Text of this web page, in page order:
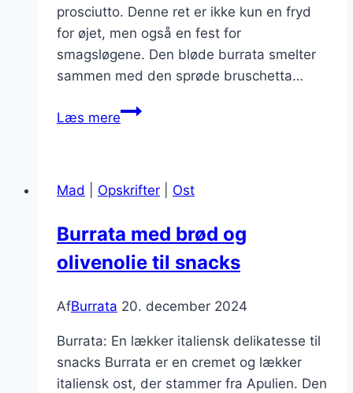
prosciutto. Denne ret er ikke kun en fryd
for øjet, men også en fest for
smagsløgene. Den bløde burrata smelter
sammen med den sprøde bruschetta…
Læs mereBurrata
bruschetta
Mad Opskrifter Ost
Burrata med brød og
olivenolie til snacks
AfBurrata 20. december 2024
Burrata: En lækker italiensk delikatesse til
snacks Burrata er en cremet og lækker
italiensk ost, der stammer fra Apulien. Den